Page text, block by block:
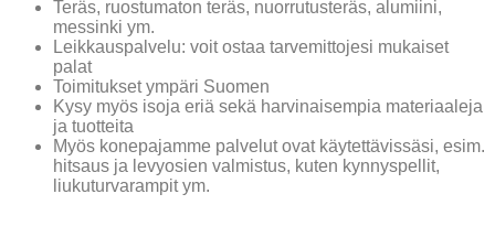
Teräs, ruostumaton teräs, nuorrutusteräs, alumiini,
messinki ym.
Leikkauspalvelu: voit ostaa tarvemittojesi mukaiset
palat
Toimitukset ympäri Suomen
Kysy myös isoja eriä sekä harvinaisempia materiaaleja
ja tuotteita
Myös konepajamme palvelut ovat käytettävissäsi, esim.
hitsaus ja levyosien valmistus, kuten kynnyspellit,
liukuturvarampit ym.